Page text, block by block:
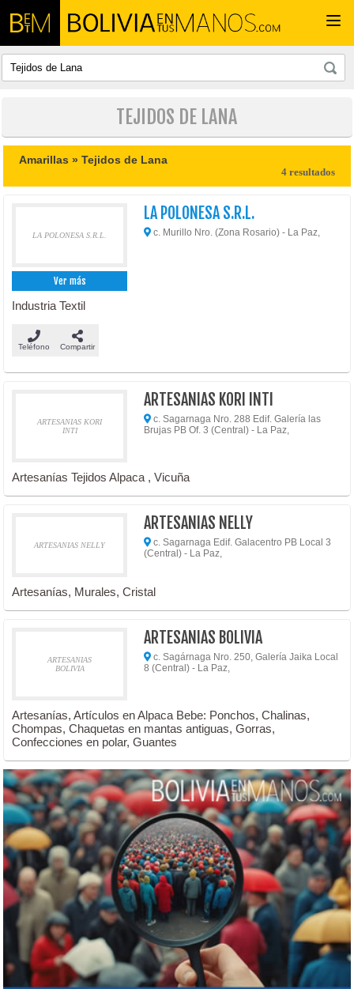
TEJIDOS DE LANA
Amarillas »Tejidos de Lana
4 resultados
LA POLONESA S.R.L.
Ver más
LA POLONESA S.R.L.
c. Murillo Nro. (Zona Rosario) - La Paz,
Industria Textil
Teléfono Compartir
ARTESANIAS KORI
INTI
ARTESANIAS KORI INTI
c. Sagarnaga Nro. 288 Edif. Galería las
Brujas PB Of. 3 (Central) - La Paz,
Artesanías Tejidos Alpaca , Vicuña
ARTESANIAS NELLY
ARTESANIAS NELLY
c. Sagarnaga Edif. Galacentro PB Local 3
(Central) - La Paz,
Artesanías, Murales, Cristal
ARTESANIAS
BOLIVIA
ARTESANIAS BOLIVIA
c. Sagárnaga Nro. 250, Galería Jaika Local
8 (Central) - La Paz,
Artesanías, Artículos en Alpaca Bebe: Ponchos, Chalinas,
Chompas, Chaquetas en mantas antiguas, Gorras,
Confecciones en polar, Guantes